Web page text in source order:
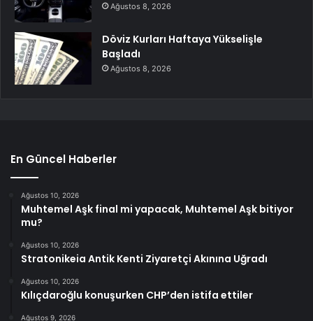
Ağustos 8, 2026
Döviz Kurları Haftaya Yükselişle
Başladı
Ağustos 8, 2026
En Güncel Haberler
Ağustos 10, 2026
Muhtemel Aşk final mi yapacak, Muhtemel Aşk bitiyor
mu?
Ağustos 10, 2026
Stratonikeia Antik Kenti Ziyaretçi Akınına Uğradı
Ağustos 10, 2026
Kılıçdaroğlu konuşurken CHP’den istifa ettiler
Ağustos 9, 2026